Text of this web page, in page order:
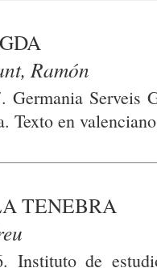
Ramón
Germania Serveis
Texto en
TENEBRA
Instituto de